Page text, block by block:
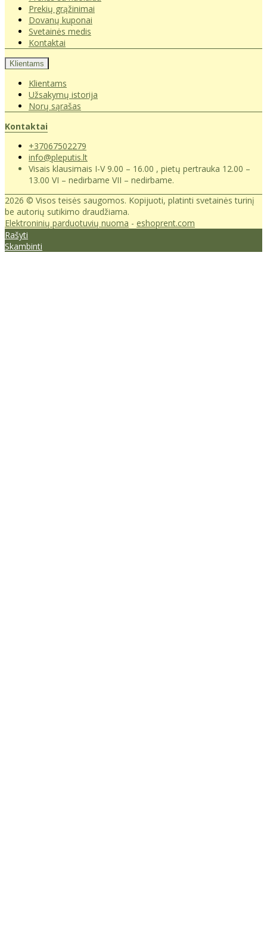
Prekių grąžinimai
Dovanų kuponai
Svetainės medis
Kontaktai
Klientams
Klientams
Užsakymų istorija
Norų sąrašas
Kontaktai
+37067502279
info@pleputis.lt
Visais klausimais I-V 9.00 – 16.00 , pietų pertrauka 12.00 –
13.00 VI – nedirbame VII – nedirbame.
2026 © Visos teisės saugomos. Kopijuoti, platinti svetainės turinį
be autorių sutikimo draudžiama.
Elektroninių parduotuvių nuoma - eshoprent.com
Rašyti
Skambinti